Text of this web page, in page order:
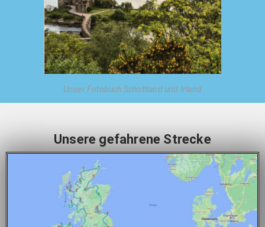
Unser Fotobuch Schottland und Irland
Unsere gefahrene Strecke